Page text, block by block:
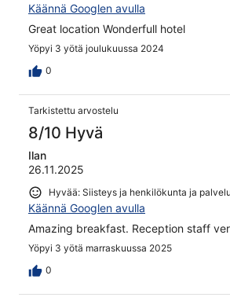
Käännä Googlen avulla
Great location Wonderfull hotel
Yöpyi 3 yötä joulukuussa 2024
0
Tarkistettu arvostelu
8/10 Hyvä
Ilan
26.11.2025
Hyvää: Siisteys ja henkilökunta ja palvelu
Käännä Googlen avulla
Amazing breakfast. Reception staff
Yöpyi 3 yötä marraskuussa 2025
0